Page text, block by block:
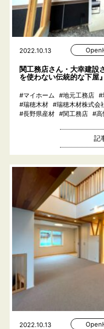
2022.10.13
関工務店さん・大幸建設
を使わない伝統的な下屋』
#マイホーム #地元工務店 #
#瑞穂木材 #瑞穂木材株式会
#長野県産材 #関工務店 #高
記
2022.10.13